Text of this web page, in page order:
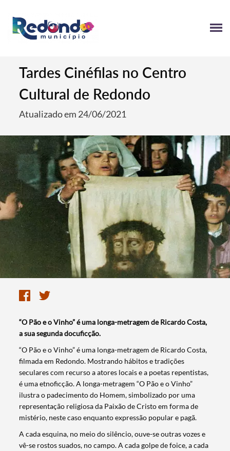
Tardes Cinéfilas no Centro
Cultural de Redondo
Atualizado em 24/06/2021
“O Pão e o Vinho” é uma longa-metragem de Ricardo Costa,
a sua segunda docuficção.
​“O Pão e o Vinho” é uma longa-metragem de Ricardo Costa,
filmada em Redondo. Mostrando hábitos e tradições
seculares com recurso a atores locais e a poetas repentistas,
é uma etnoficção. A longa-metragem “O Pão e o Vinho”
ilustra o padecimento do Homem, simbolizado por uma
representação religiosa da Paixão de Cristo em forma de
mistério, neste caso enquanto expressão popular e pagã.
A cada esquina, no meio do silêncio, ouve-se outras vozes e
vê-se rostos suados, no campo. A cada golpe de foice, a cada